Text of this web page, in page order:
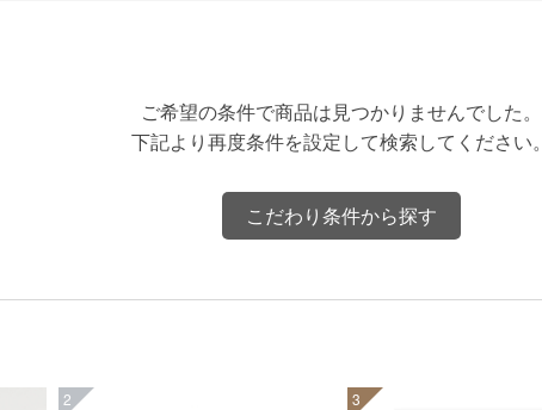
ご希望の条件で商品は見つかりませんでした。
下記より再度条件を設定して検索してください。
こだわり条件から探す
2 3